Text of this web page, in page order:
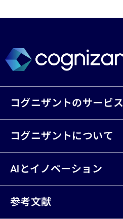
コグニザントのサービス
コグニザントについて
AIとイノベーション
参考文献